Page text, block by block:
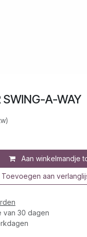
SWING-A-WAY
Aan winkelmandje
Toevoegen aan
van 30 dagen